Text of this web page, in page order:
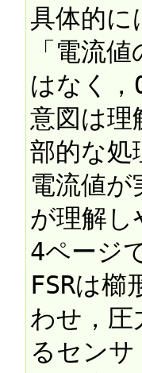
具体的に
「電流
はなく
意図は理
部的な処
電流値
が理解
4ページ
FSRは櫛
わせ，圧
るセン